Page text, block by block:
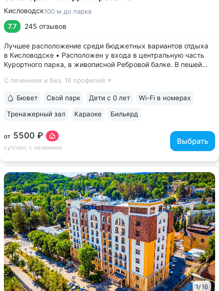
Кисловодск100 м до парка
7.7 245 отзывов
Лучшее расположение среди бюджетных вариантов отдыха
в Кисловодске • Расположен у входа в центральную часть
Курортного парка, в живописной Ребровой балке. В пешей
Долина роз, Нарзанная галерея, Филармония • Из окон
С лечением и без, 16 профилей
от 5500 ₽
сут/чел, с лечением
Выбрать
Бювет Свой парк Дети с 0 лет Wi-Fi в номерах
Тренажерный зал Караоке Бильярд
1/16